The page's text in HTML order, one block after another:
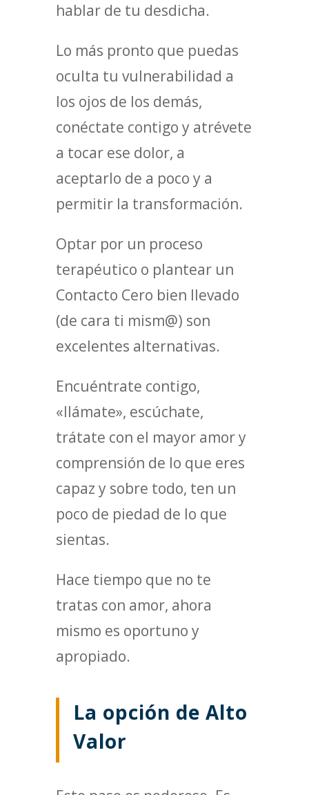
hablar de tu desdicha.
Lo más pronto que puedas
oculta tu vulnerabilidad a
los ojos de los demás,
conéctate contigo y atrévete
a tocar ese dolor, a
aceptarlo de a poco y a
permitir la transformación.
Optar por un proceso
terapéutico o plantear un
Contacto Cero bien llevado
(de cara ti mism@) son
excelentes alternativas.
Encuéntrate contigo,
«llámate», escúchate,
trátate con el mayor amor y
comprensión de lo que eres
capaz y sobre todo, ten un
poco de piedad de lo que
sientas.
Hace tiempo que no te
tratas con amor, ahora
mismo es oportuno y
apropiado.
La opción de Alto
Valor